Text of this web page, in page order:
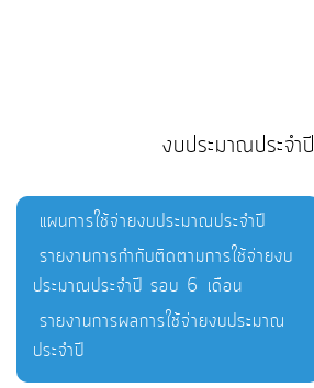
งบประมาณประจำปี
แผนการใช้จ่ายงบประมาณประจำปี
รายงานการกำกับติดตามการใช้จ่ายงบ
ประมาณประจำปี รอบ 6 เดือน
รายงานการผลการใช้จ่ายงบประมาณ
ประจำปี